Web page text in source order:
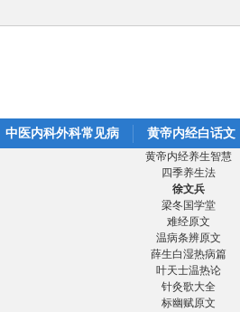
中医内科外科常见病 黄帝内经白话文
黄帝内经养生智慧
四季养生法
徐文兵
梁冬国学堂
难经原文
温病条辨原文
薛生白湿热病篇
叶天士温热论
针灸歌大全
标幽赋原文